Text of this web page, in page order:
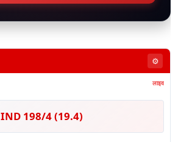
⚙️
लाइव
IND 198/4 (19.4)